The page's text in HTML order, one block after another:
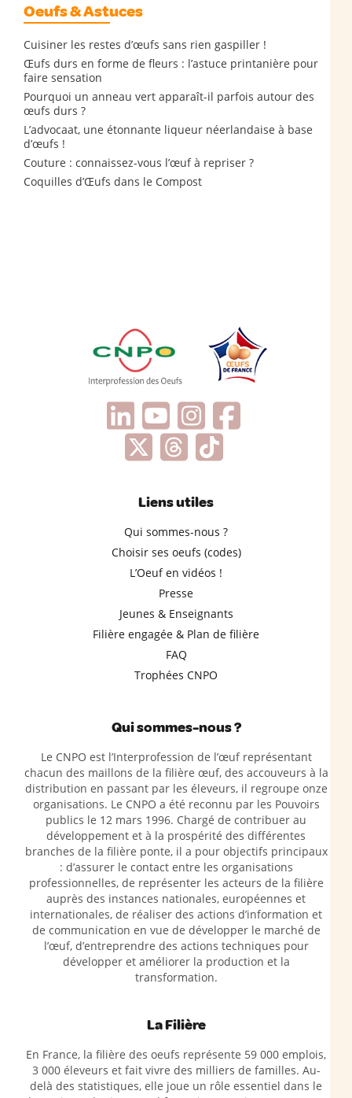
Oeufs & Astuces
Cuisiner les restes d’œufs sans rien gaspiller !
Œufs durs en forme de fleurs : l’astuce printanière pour
faire sensation
Pourquoi un anneau vert apparaît-il parfois autour des
œufs durs ?
L’advocaat, une étonnante liqueur néerlandaise à base
d’œufs !
Couture : connaissez-vous l’œuf à repriser ?
Coquilles d’Œufs dans le Compost
Liens utiles
Qui sommes-nous ?
Choisir ses oeufs (codes)
L’Oeuf en vidéos !
Presse
Jeunes & Enseignants
Filière engagée & Plan de filière
FAQ
Trophées CNPO
Qui sommes-nous ?
Le CNPO est l’Interprofession de l’œuf représentant
chacun des maillons de la filière œuf, des accouveurs à la
distribution en passant par les éleveurs, il regroupe onze
organisations. Le CNPO a été reconnu par les Pouvoirs
publics le 12 mars 1996. Chargé de contribuer au
développement et à la prospérité des différentes
branches de la filière ponte, il a pour objectifs principaux
: d’assurer le contact entre les organisations
professionnelles, de représenter les acteurs de la filière
auprès des instances nationales, européennes et
internationales, de réaliser des actions d’information et
de communication en vue de développer le marché de
l’œuf, d’entreprendre des actions techniques pour
développer et améliorer la production et la
transformation.
La Filière
En France, la filière des oeufs représente 59 000 emplois,
3 000 éleveurs et fait vivre des milliers de familles. Au-
delà des statistiques, elle joue un rôle essentiel dans le